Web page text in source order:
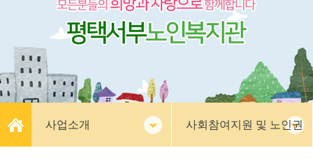
사업소개 사회참여지원 및 노인권